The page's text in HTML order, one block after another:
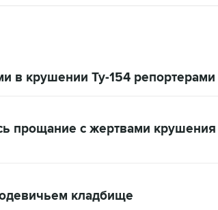
в крушении Ту-154 репортерами
прощание с жертвами крушения
кладбище